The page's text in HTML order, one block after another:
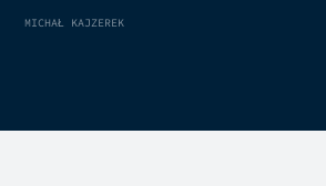
MICHAŁ KAJZEREK